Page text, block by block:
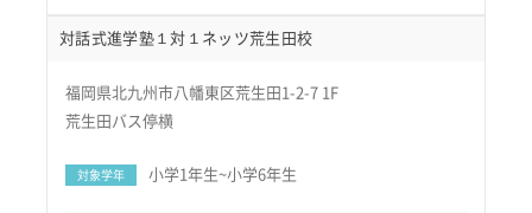
対話式進学塾１対１ネッツ荒生田校
福岡県北九州市八幡東区荒生田1-2-7 1F
荒生田バス停横
対象学年 小学1年生~小学6年生